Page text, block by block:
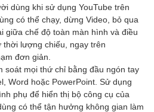
dùng khi sử dụng YouTube trên
có thể chạy, dừng Video, bỏ qua
giữa chế độ toàn màn hình và điều
lượng chiếu, ngay trên
đơn giản.
soát mọi thứ chỉ bằng đầu ngón tay
Word hoặc PowerPoint. Sử dụng
phụ để hiển thị bộ công cụ của
có thể tận hưởng không gian làm